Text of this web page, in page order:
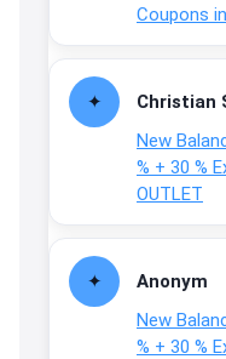
Coupons
Christian
New
% + 30 %
OUTLET
Anonym
New
% + 30 %
↩
Gratis
verfärbt
Text
achtun...
↩
Joachim